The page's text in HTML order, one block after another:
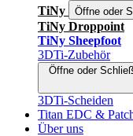
TiNy
Öffne oder
TiNy Droppoint
TiNy Sheepfoot
3DTi-Zubehör
Öffne oder
3DTi-Scheiden
Titan EDC &
Über uns